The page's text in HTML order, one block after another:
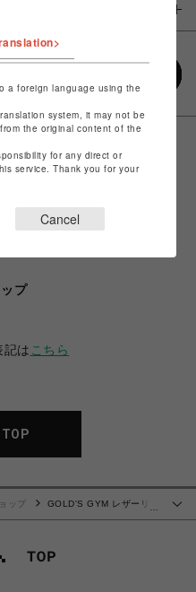
プ
記は こちら
ップ
GOLD'S GYM レザーリス
a foreign language using the
system, it may not be
the original content of the
for any direct or
service. Thank you for your
Cancel